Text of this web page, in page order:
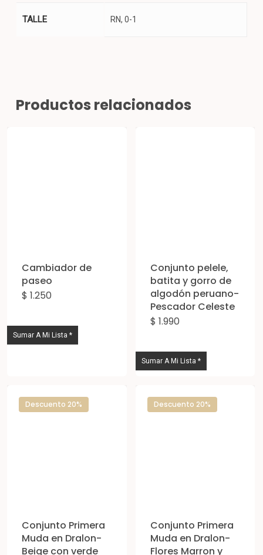
TALLE RN, 0-1
Productos relacionados
Cambiador de
paseo
$ 1.250
producto
variantes.
opciones
producto
Sumar A Mi Lista *
Conjunto pelele,
batita y gorro de
algodón peruano-
Pescador Celeste
$ 1.990
Sumar A Mi Lista *
Descuento 20%
Conjunto Primera
Muda en Dralon-
Beige con verde
Descuento 20%
Conjunto Primera
Muda en Dralon-
Flores Marron y